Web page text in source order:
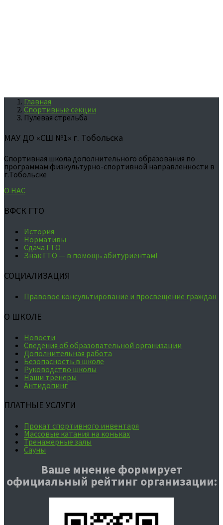
Главная
Спортивные секции
Пулевая стрельба
МАУ ДО «СШ №1» г. Тобольска
Спортивная школа дополнительного образования по
программам физкультурно-спортивной направленности в
г.Тобольске
О НАС
ВФСК ГТО
История
Нормативы
Сдача ГТО
Знак ГТО — в помощь абитуриентам!
СОЦИАЛИЗАЦИЯ
Правовое консультирование и просвещение граждан
О ШКОЛЕ
Новости
Сведения об образовательной организации
Дополнительная работа
Безопасность в школе
Руководство школы
Наши тренеры
Антидопинг
ПЛАТНЫЕ УСЛУГИ
Прокат спортивного инвентаря
Массовые катания на коньках
Тренажерные залы
Сауны
Ваше мнение формирует
официальный рейтинг организации: